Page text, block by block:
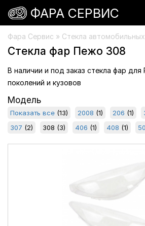
Фара Сервис » Стекла
Стекла фар Пежо 308
В наличии и под заказ стекла фар для
поколений и кузовов
Модель
Показать все (13) 2008 (1) 206 (1)
307 (2) 308 (3) 406 (1) 408 (1)
ФАРА СЕРВИС